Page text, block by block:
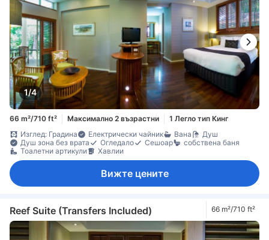
1/4
66 m²/710 ft² Максимално 2 възрастни
1 Легло тип Кинг
Изглед: Градина
Електрически чайник Вана
Душ
Душ зона без врата
Огледало Сешоар
собствена баня
Тоалетни артикули
Хавлии
Вижте цените
Reef Suite (Transfers Included) 66 m²/710 ft²